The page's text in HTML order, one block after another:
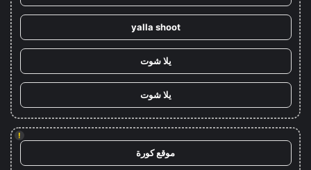
yalla shoot
يلا شوت
يلا شوت
!
موقع كورة